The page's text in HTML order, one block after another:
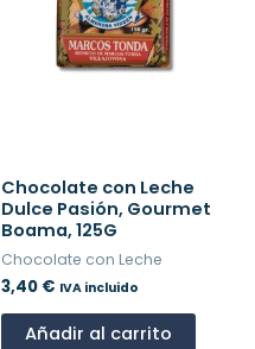
Chocolate con Leche
Dulce Pasión, Gourmet
Boama, 125G
Chocolate con Leche
3,40 € IVA incluido
Añadir al carrito